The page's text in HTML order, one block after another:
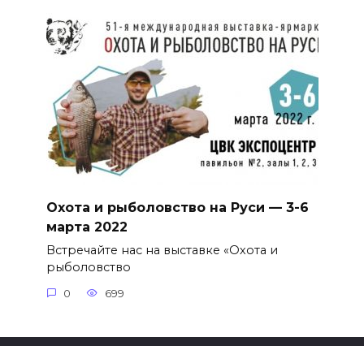
Охота и рыболовство на Руси — 3-6
марта 2022
Встречайте нас на выставке «Охота и
рыболовство
0 699